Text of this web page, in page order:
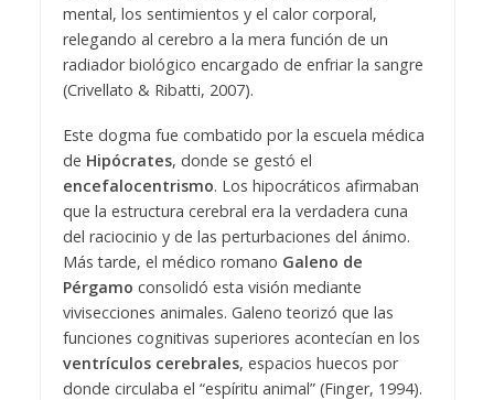
mental, los sentimientos y el calor corporal,
relegando al cerebro a la mera función de un
radiador biológico encargado de enfriar la sangre
(Crivellato & Ribatti, 2007).
Este dogma fue combatido por la escuela médica
de Hipócrates, donde se gestó el
encefalocentrismo. Los hipocráticos afirmaban
que la estructura cerebral era la verdadera cuna
del raciocinio y de las perturbaciones del ánimo.
Más tarde, el médico romano Galeno de
Pérgamo consolidó esta visión mediante
vivisecciones animales. Galeno teorizó que las
funciones cognitivas superiores acontecían en los
ventrículos cerebrales, espacios huecos por
donde circulaba el “espíritu animal” (Finger, 1994).